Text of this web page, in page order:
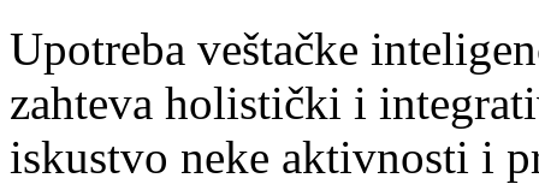
Upotreba veštačke
zahteva holistički i
iskustvo neke aktivnosti i